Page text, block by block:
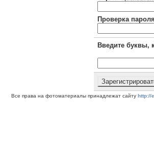
Проверка пароля
Введите буквы,
Все права на фотоматериалы принадлежат сайту http://